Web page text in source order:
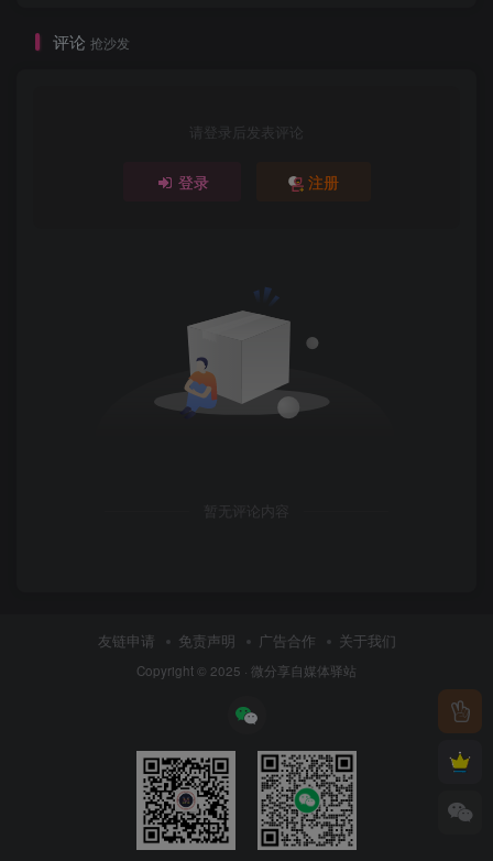
评论 抢沙发
请登录后发表评论
登录 注册
暂无评论内容
友链申请 免责声明 广告合作 关于我们
Copyright © 2025 · 微分享自媒体驿站